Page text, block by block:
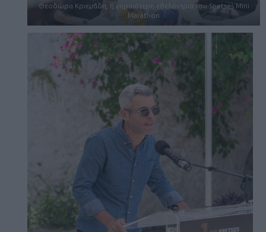
Θεοδώρα Κριεμάδη, η γηραιότερη εθελόντρια του Spetses Mini
Marathon